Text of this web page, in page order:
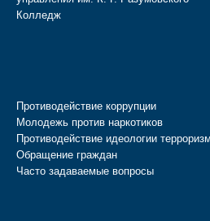
Колледж
Противодействие коррупции
Молодежь против наркотиков
Противодействие идеологии
Обращение граждан
Часто задаваемые вопросы